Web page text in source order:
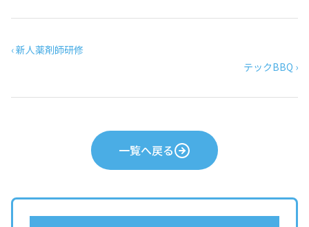
‹ 新人薬剤師研修
テックBBQ ›
一覧へ戻る